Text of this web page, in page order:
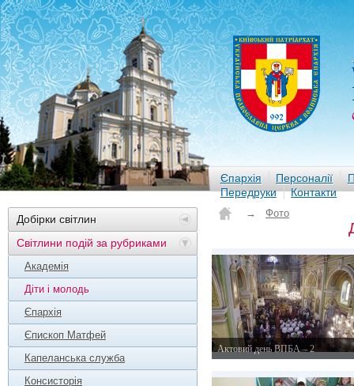
Єпархія Персоналії
Передруки
Контакти
Добірки світлин
Світлини подій за рубриками
Академія
Діти і молодь
Єпархія
Єпископ Матфей
Капеланська служба
Консисторія
→ Фото
Актовий день ВПБА – 2